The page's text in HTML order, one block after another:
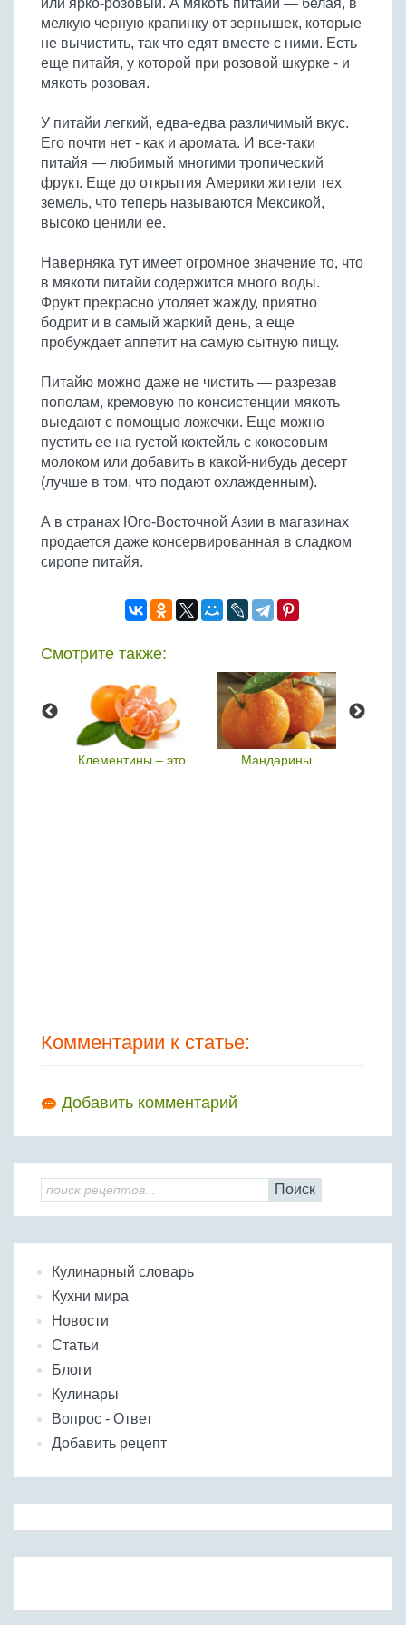
Бобовые
Яйца
Крупы
или ярко-розовый. А мякоть питайи — белая, в
мелкую черную крапинку от зернышек, которые
не вычистить, так что едят вместе с ними. Есть
еще питайя, у которой при розовой шкурке - и
мякоть розовая.
У питайи легкий, едва-едва различимый вкус.
Его почти нет - как и аромата. И все-таки
питайя — любимый многими тропический
фрукт. Еще до открытия Америки жители тех
земель, что теперь называются Мексикой,
высоко ценили ее.
Наверняка тут имеет огромное значение то, что
в мякоти питайи содержится много воды.
Фрукт прекрасно утоляет жажду, приятно
бодрит и в самый жаркий день, а еще
пробуждает аппетит на самую сытную пищу.
Питайю можно даже не чистить — разрезав
пополам, кремовую по консистенции мякоть
выедают с помощью ложечки. Еще можно
пустить ее на густой коктейль с кокосовым
молоком или добавить в какой-нибудь десерт
(лучше в том, что подают охлажденным).
А в странах Юго-Восточной Азии в магазинах
продается даже консервированная в сладком
сиропе питайя.
Смотрите также:
Клементины – это Мандарины
Комментарии к статье:
Добавить комментарий
Поиск
Кулинарный словарь
Кухни мира
Новости
Статьи
Блоги
Кулинары
Вопрос - Ответ
Добавить рецепт